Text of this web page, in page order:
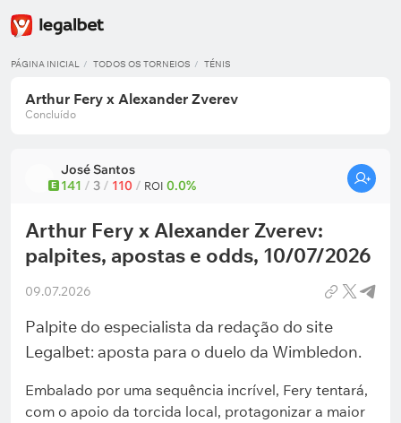
PÁGINA INICIAL TODOS OS TORNEIOS TÉNIS
Arthur Fery x Alexander Zverev
Concluído
E
José Santos
141 / 3 / 110 / ROI 0.0%
Arthur Fery x Alexander Zverev:
palpites, apostas e odds, 10/07/2026
09.07.2026
Palpite do especialista da redação do site
Legalbet: aposta para o duelo da Wimbledon.
Embalado por uma sequência incrível, Fery tentará,
com o apoio da torcida local, protagonizar a maior